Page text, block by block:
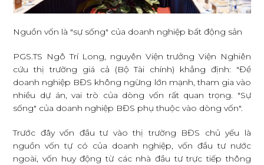
Nguồn vốn là "sự sống" của doanh nghiệp bất động sản
PGS.TS Ngô Trí Long, nguyên Viện trưởng Viện Nghiên
cứu thị trường giá cả (Bộ Tài chính) khẳng định: "Để
doanh nghiệp BĐS không ngừng lớn mạnh, tham gia vào
nhiều dự án, vai trò của dòng vốn rất quan trọng. "Sự
sống" của doanh nghiệp BĐS phụ thuộc vào dòng vốn".
Trước đây vốn đầu tư vào thị trường BĐS chủ yếu là
nguồn vốn tự có của doanh nghiệp, vốn đầu tư nước
ngoài, vốn huy động từ các nhà đầu tư trực tiếp thông